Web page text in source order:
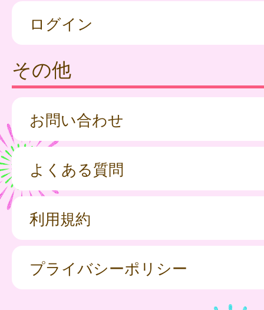
ログイン
その他
お問い合わせ
よくある質問
利用規約
プライバシーポリシー